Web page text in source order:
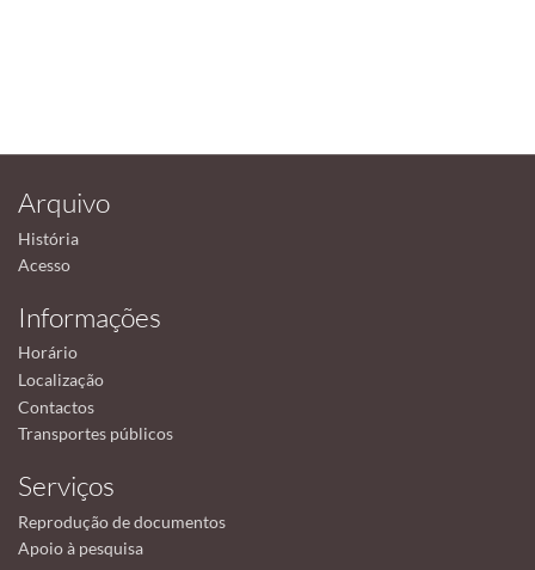
Arquivo
História
Acesso
Informações
Horário
Localização
Contactos
Transportes públicos
Serviços
Reprodução de documentos
Apoio à pesquisa